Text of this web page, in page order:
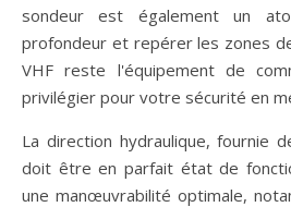
sondeur est également un
profondeur et repérer les zones
VHF reste l'équipement de
privilégier pour votre sécurité en
La direction hydraulique, fournie
doit être en parfait état de
une manœuvrabilité optimale,